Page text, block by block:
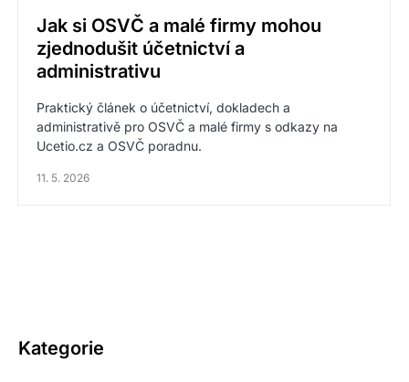
Jak si OSVČ a malé firmy mohou
zjednodušit účetnictví a
administrativu
Praktický článek o účetnictví, dokladech a
administrativě pro OSVČ a malé firmy s odkazy na
Ucetio.cz a OSVČ poradnu.
11. 5. 2026
Kategorie